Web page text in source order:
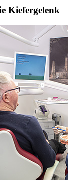
Kiefergelenk